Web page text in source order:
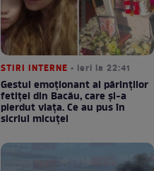
STIRI INTERNE • ieri la 22:41
Gestul emoționant al părinților
fetiței din Bacău, care și-a
pierdut viața. Ce au pus în
sicriul micuței